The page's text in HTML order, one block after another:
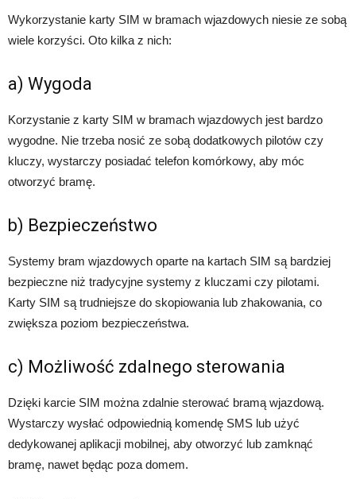
Wykorzystanie karty SIM w bramach wjazdowych niesie ze sobą
wiele korzyści. Oto kilka z nich:
a) Wygoda
Korzystanie z karty SIM w bramach wjazdowych jest bardzo
wygodne. Nie trzeba nosić ze sobą dodatkowych pilotów czy
kluczy, wystarczy posiadać telefon komórkowy, aby móc
otworzyć bramę.
b) Bezpieczeństwo
Systemy bram wjazdowych oparte na kartach SIM są bardziej
bezpieczne niż tradycyjne systemy z kluczami czy pilotami.
Karty SIM są trudniejsze do skopiowania lub zhakowania, co
zwiększa poziom bezpieczeństwa.
c) Możliwość zdalnego sterowania
Dzięki karcie SIM można zdalnie sterować bramą wjazdową.
Wystarczy wysłać odpowiednią komendę SMS lub użyć
dedykowanej aplikacji mobilnej, aby otworzyć lub zamknąć
bramę, nawet będąc poza domem.